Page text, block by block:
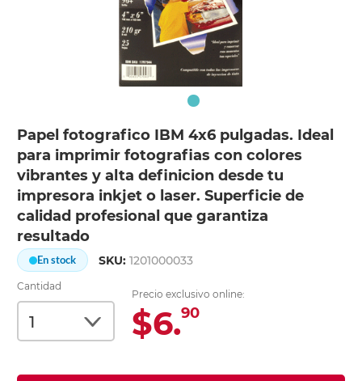
Papel fotografico IBM 4x6 pulgadas. Ideal
para imprimir fotografias con colores
vibrantes y alta definicion desde tu
impresora inkjet o laser. Superficie de
calidad profesional que garantiza
resultado
En stock SKU:1201000033
Cantidad
Precio exclusivo online:
$6.90